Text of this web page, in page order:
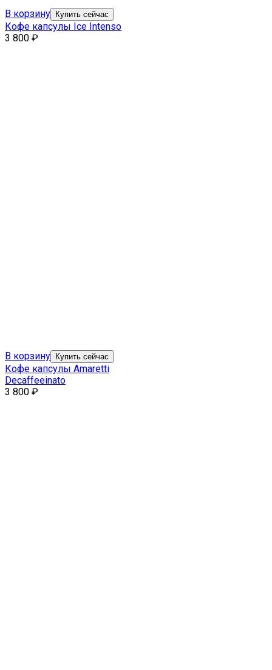
В корзину Купить сейчас
Кофе капсулы Ice Intenso
3 800 ₽
В корзину Купить сейчас
Кофе капсулы Amaretti
Decaffeeinato
3 800 ₽